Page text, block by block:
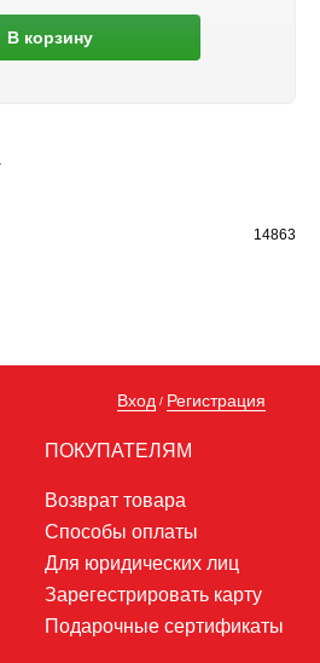
В корзину
14863
Вход / Регистрация
ПОКУПАТЕЛЯМ
Возврат товара
Способы оплаты
Для юридических лиц
Зарегестрировать карту
Подарочные сертификаты